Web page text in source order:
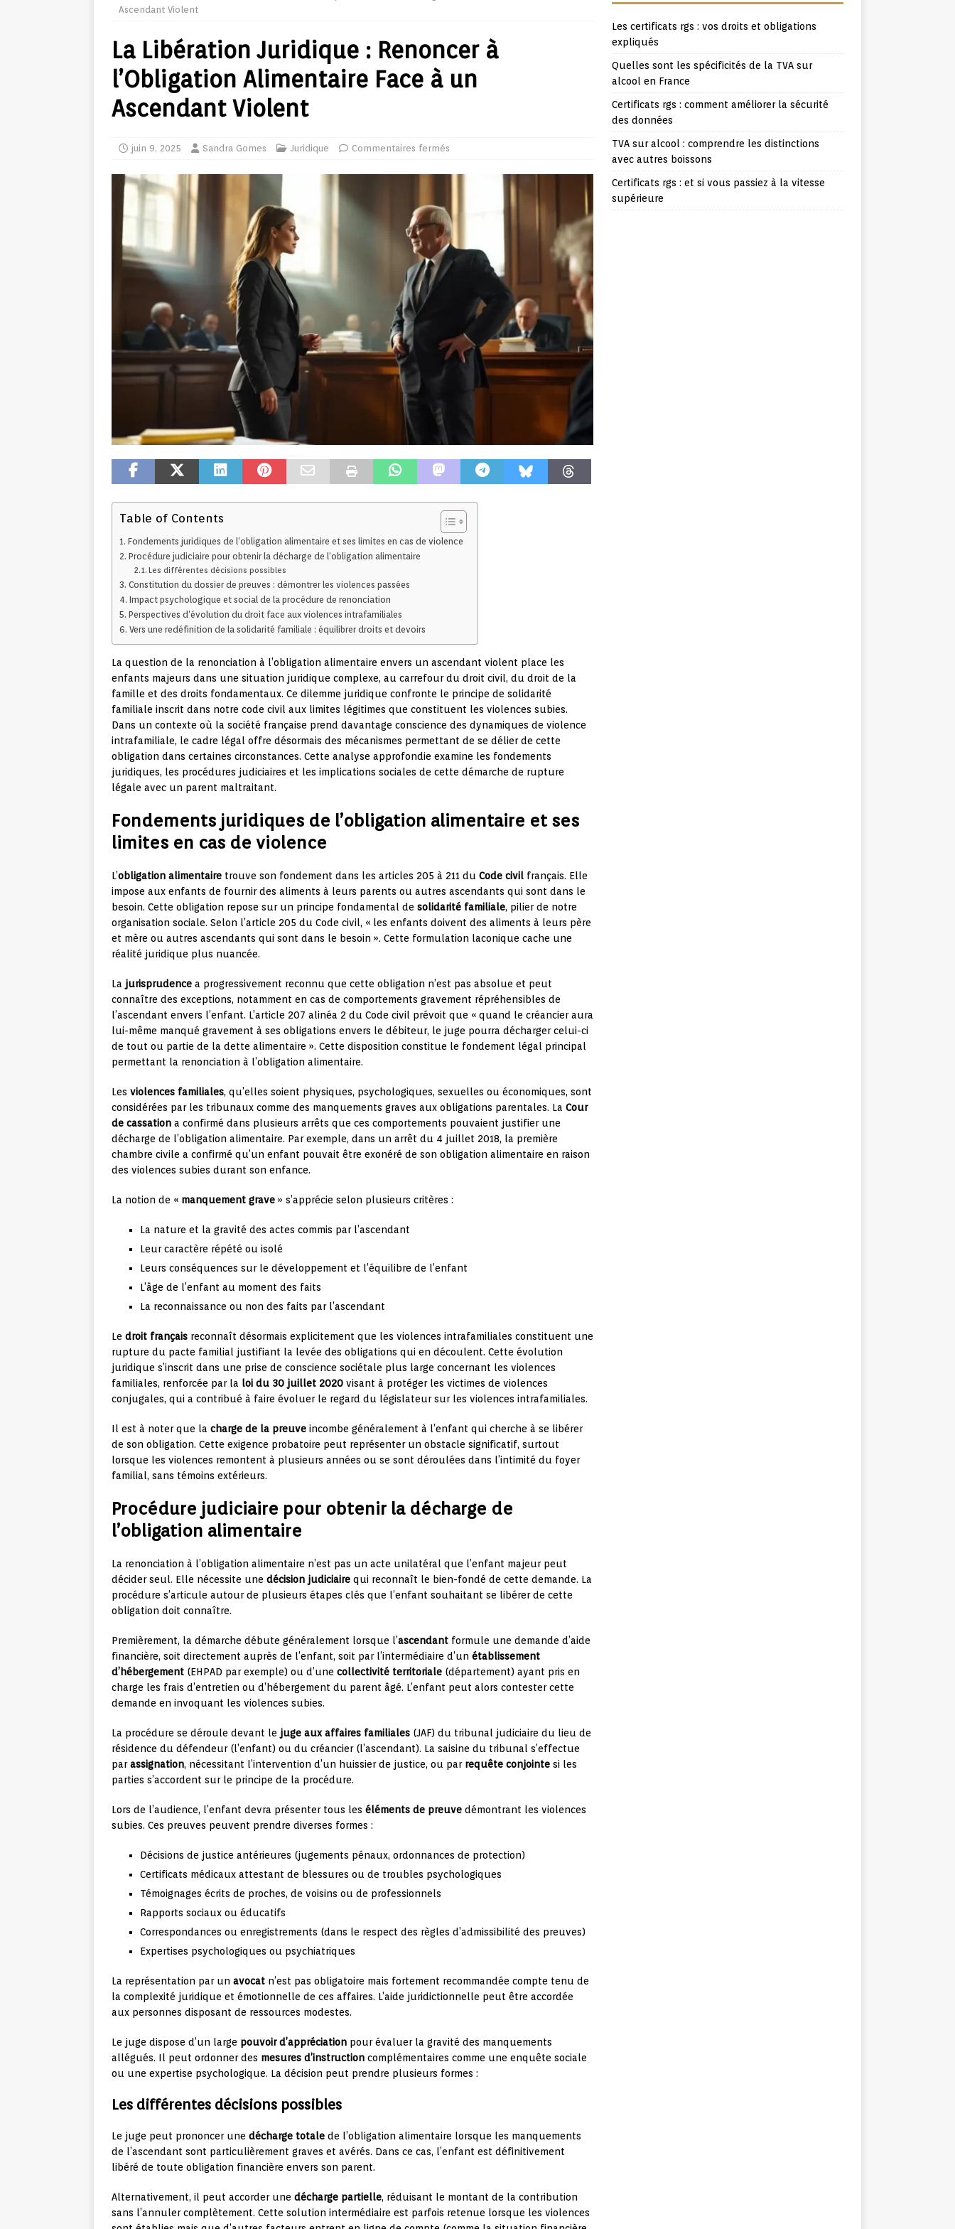
Ascendant Violent
La Libération Juridique : Renoncer à
l’Obligation Alimentaire Face à un
Ascendant Violent
juin 9, 2025 Sandra Gomes Juridique Commentaires fermés
Table of Contents
Fondements juridiques de l’obligation alimentaire et ses limites en cas de violence
Procédure judiciaire pour obtenir la décharge de l’obligation alimentaire
Les différentes décisions possibles
Constitution du dossier de preuves : démontrer les violences passées
Impact psychologique et social de la procédure de renonciation
Perspectives d’évolution du droit face aux violences intrafamiliales
Vers une redéfinition de la solidarité familiale : équilibrer droits et devoirs
La question de la renonciation à l’obligation alimentaire envers un ascendant violent place les
enfants majeurs dans une situation juridique complexe, au carrefour du droit civil, du droit de la
famille et des droits fondamentaux. Ce dilemme juridique confronte le principe de solidarité
familiale inscrit dans notre code civil aux limites légitimes que constituent les violences subies.
Dans un contexte où la société française prend davantage conscience des dynamiques de violence
intrafamiliale, le cadre légal offre désormais des mécanismes permettant de se délier de cette
obligation dans certaines circonstances. Cette analyse approfondie examine les fondements
juridiques, les procédures judiciaires et les implications sociales de cette démarche de rupture
légale avec un parent maltraitant.
Fondements juridiques de l’obligation alimentaire et ses
limites en cas de violence
L’obligation alimentaire trouve son fondement dans les articles 205 à 211 du Code civil français. Elle
impose aux enfants de fournir des aliments à leurs parents ou autres ascendants qui sont dans le
besoin. Cette obligation repose sur un principe fondamental de solidarité familiale, pilier de notre
organisation sociale. Selon l’article 205 du Code civil, « les enfants doivent des aliments à leurs père
et mère ou autres ascendants qui sont dans le besoin ». Cette formulation laconique cache une
réalité juridique plus nuancée.
La jurisprudence a progressivement reconnu que cette obligation n’est pas absolue et peut
connaître des exceptions, notamment en cas de comportements gravement répréhensibles de
l’ascendant envers l’enfant. L’article 207 alinéa 2 du Code civil prévoit que « quand le créancier aura
lui-même manqué gravement à ses obligations envers le débiteur, le juge pourra décharger celui-ci
de tout ou partie de la dette alimentaire ». Cette disposition constitue le fondement légal principal
permettant la renonciation à l’obligation alimentaire.
Les violences familiales, qu’elles soient physiques, psychologiques, sexuelles ou économiques, sont
considérées par les tribunaux comme des manquements graves aux obligations parentales. La Cour
de cassation a confirmé dans plusieurs arrêts que ces comportements pouvaient justifier une
décharge de l’obligation alimentaire. Par exemple, dans un arrêt du 4 juillet 2018, la première
chambre civile a confirmé qu’un enfant pouvait être exonéré de son obligation alimentaire en raison
des violences subies durant son enfance.
La notion de « manquement grave » s’apprécie selon plusieurs critères :
La nature et la gravité des actes commis par l’ascendant
Leur caractère répété ou isolé
Leurs conséquences sur le développement et l’équilibre de l’enfant
L’âge de l’enfant au moment des faits
La reconnaissance ou non des faits par l’ascendant
Le droit français reconnaît désormais explicitement que les violences intrafamiliales constituent une
rupture du pacte familial justifiant la levée des obligations qui en découlent. Cette évolution
juridique s’inscrit dans une prise de conscience sociétale plus large concernant les violences
familiales, renforcée par la loi du 30 juillet 2020 visant à protéger les victimes de violences
conjugales, qui a contribué à faire évoluer le regard du législateur sur les violences intrafamiliales.
Il est à noter que la charge de la preuve incombe généralement à l’enfant qui cherche à se libérer
de son obligation. Cette exigence probatoire peut représenter un obstacle significatif, surtout
lorsque les violences remontent à plusieurs années ou se sont déroulées dans l’intimité du foyer
familial, sans témoins extérieurs.
Procédure judiciaire pour obtenir la décharge de
l’obligation alimentaire
La renonciation à l’obligation alimentaire n’est pas un acte unilatéral que l’enfant majeur peut
décider seul. Elle nécessite une décision judiciaire qui reconnaît le bien-fondé de cette demande. La
procédure s’articule autour de plusieurs étapes clés que l’enfant souhaitant se libérer de cette
obligation doit connaître.
Premièrement, la démarche débute généralement lorsque l’ascendant formule une demande d’aide
financière, soit directement auprès de l’enfant, soit par l’intermédiaire d’un établissement
d’hébergement (EHPAD par exemple) ou d’une collectivité territoriale (département) ayant pris en
charge les frais d’entretien ou d’hébergement du parent âgé. L’enfant peut alors contester cette
demande en invoquant les violences subies.
La procédure se déroule devant le juge aux affaires familiales (JAF) du tribunal judiciaire du lieu de
résidence du défendeur (l’enfant) ou du créancier (l’ascendant). La saisine du tribunal s’effectue
parassignation, nécessitant l’intervention d’un huissier de justice, ou par requête conjointe si les
parties s’accordent sur le principe de la procédure.
Lors de l’audience, l’enfant devra présenter tous les éléments de preuve démontrant les violences
subies. Ces preuves peuvent prendre diverses formes :
Décisions de justice antérieures (jugements pénaux, ordonnances de protection)
Certificats médicaux attestant de blessures ou de troubles psychologiques
Témoignages écrits de proches, de voisins ou de professionnels
Rapports sociaux ou éducatifs
Correspondances ou enregistrements (dans le respect des règles d’admissibilité des preuves)
Expertises psychologiques ou psychiatriques
La représentation par un avocat n’est pas obligatoire mais fortement recommandée compte tenu de
la complexité juridique et émotionnelle de ces affaires. L’aide juridictionnelle peut être accordée
aux personnes disposant de ressources modestes.
Le juge dispose d’un large pouvoir d’appréciation pour évaluer la gravité des manquements
allégués. Il peut ordonner des mesures d’instruction complémentaires comme une enquête sociale
ou une expertise psychologique. La décision peut prendre plusieurs formes :
Les différentes décisions possibles
Le juge peut prononcer une décharge totale de l’obligation alimentaire lorsque les manquements
de l’ascendant sont particulièrement graves et avérés. Dans ce cas, l’enfant est définitivement
libéré de toute obligation financière envers son parent.
Alternativement, il peut accorder une décharge partielle, réduisant le montant de la contribution
sans l’annuler complètement. Cette solution intermédiaire est parfois retenue lorsque les violences
Les certificats rgs : vos droits et obligations
expliqués
Quelles sont les spécificités de la TVA sur
alcool en France
Certificats rgs : comment améliorer la sécurité
des données
TVA sur alcool : comprendre les distinctions
avec autres boissons
Certificats rgs : et si vous passiez à la vitesse
supérieure